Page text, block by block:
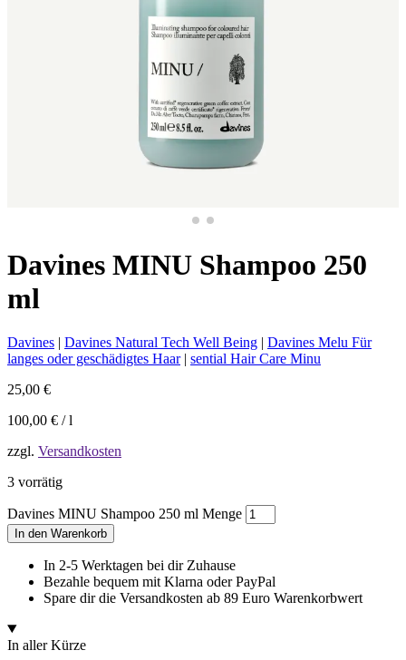
Davines MINU Shampoo 250
ml
Davines | Davines Natural Tech Well Being | Davines Melu Für
langes oder geschädigtes Haar| sential Hair Care Minu
25,00 €
100,00 € /l
zzgl. Versandkosten
3 vorrätig
Davines MINU Shampoo 250 ml Menge
In den Warenkorb
In 2-5 Werktagen bei dir Zuhause
Bezahle bequem mit Klarna oder PayPal
Spare dir die Versandkosten ab 89 Euro Warenkorbwert
In aller Kürze